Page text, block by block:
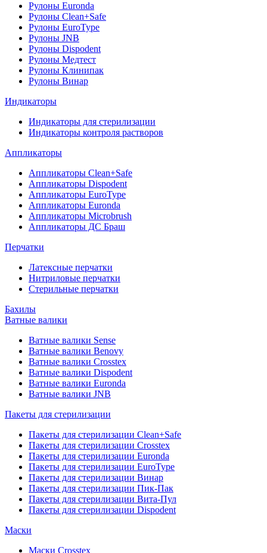
Рулоны Euronda
Рулоны Clean+Safe
Рулоны EuroType
Рулоны JNB
Рулоны Dispodent
Рулоны Медтест
Рулоны Клинипак
Рулоны Винар
Индикаторы
Индикаторы для стерилизации
Индикаторы контроля растворов
Аппликаторы
Аппликаторы Clean+Safe
Аппликаторы Dispodent
Аппликаторы EuroType
Аппликаторы Euronda
Аппликаторы Microbrush
Аппликаторы ДС Браш
Перчатки
Латексные перчатки
Нитриловые перчатки
Стерильные перчатки
Бахилы
Ватные валики
Ватные валики Sense
Ватные валики Benovy
Ватные валики Crosstex
Ватные валики Dispodent
Ватные валики Euronda
Ватные валики JNB
Пакеты для стерилизации
Пакеты для стерилизации Clean+Safe
Пакеты для стерилизации Crosstex
Пакеты для стерилизации Euronda
Пакеты для стерилизации EuroType
Пакеты для стерилизации Винар
Пакеты для стерилизации Пик-Пак
Пакеты для стерилизации Вита-Пул
Пакеты для стерилизации Dispodent
Маски
Маски Crosstex